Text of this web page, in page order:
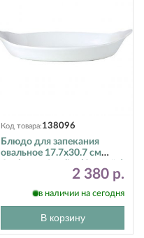
Код товара:138096
Блюдо для запекания
овальное 17.7х30.7 см
2 380 р.
в наличии на сегодня
В корзину